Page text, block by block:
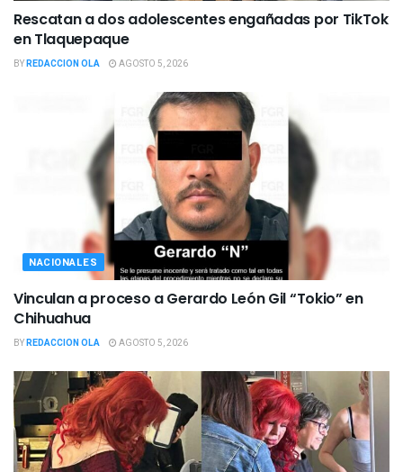
Rescatan a dos adolescentes engañadas por TikTok
en Tlaquepaque
BYREDACCION OLA AGOSTO 5, 2026
NACIONALES
Vinculan a proceso a Gerardo León Gil “Tokio” en
Chihuahua
BYREDACCION OLA AGOSTO 5, 2026